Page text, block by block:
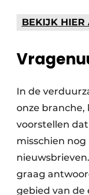
BEKIJK HIER
In de
onze branche,
voorstellen
misschien
graag
gebied van de